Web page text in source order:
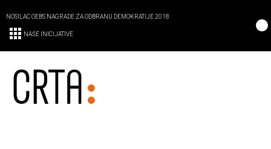
NOSILAC OEBS NAGRADE ZA ODBRANU DEMOKRATIJE 2018
NAŠE INICIJATIVE